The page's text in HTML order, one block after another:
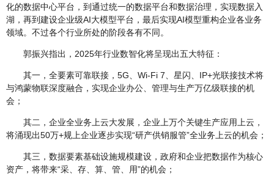
化的数据中心平台，到通过统一的数据平台和数据治理，实现数据入
湖，再到建设企业级AI大模型平台，最后实现AI模型重构企业各业务
领域。不过各个行业所处的阶段各有不同。
郭振兴指出，2025年行业数智化将呈现出五大特征：
其一，全要素可靠联接，5G、Wi-Fi 7、星闪、IP+光联接技术将
与鸿蒙物联深度融合，实现企业办公、管理与生产万亿级联接的机
会；
其二，企业全业务上云大发展，企业上万个关键生产应用上云，
将涌现出50万+规上企业逐步实现“研产供销服管”全业务上云的机会；
其三，数据要素基础设施规模建设，政府和企业把数据作为核心
资产，将带来“采、存、算、管、用”的机会；